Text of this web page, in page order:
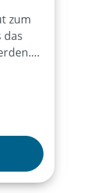
zum
das
Jahr